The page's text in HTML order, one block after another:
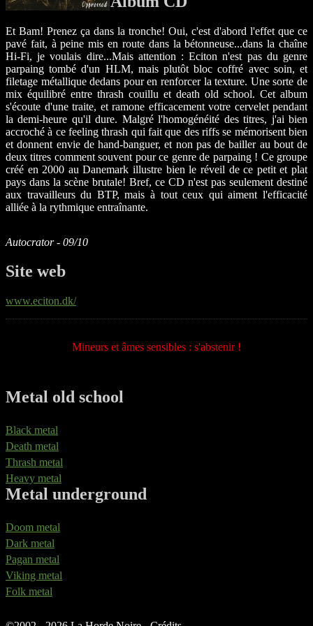
Et Bam! Prenez ça dans la tronche! Oui, c'est d'abord l'effet que ce
pavé fait, à peine mis en route dans la bétonneuse...dans la chaîne
Hi-Fi, je voulais dire...Mais attention : Eciton n'est pas du genre
parpaing tombé d'un HLM, mais plutôt bloc coffré avec soin, et
filetage métallique dedans pour en renforcer la texture. Une sorte de
mix équilibré entre thrash couillu et death old school. Cet album
s'écoute d'une traite, et ramone efficacement votre cervelet pendant
la demi-heure qu'il dure. Malgré l'homogénéité des titres, j'ai bien
accroché à ce feeling thrash qui fait que des riffs se mémorisent bien
et donnent envie de hand-banguer, et non pas de bailler au bout de
deux titres comment souvent pour ce genre de parpaing ! Ce groupe
créé en 2000 au Danemark illustre bien le réveil de ce petit et plat
pays dans la scène brutale! Bref, ce CD n'est pas seulement destiné
aux travailleurs du BTP, mais à tout ceux qui aiment l'efficacité
alliée à la rythmique entraînante.
Autocrator - 09/10
Site web
www.eciton.dk/
Mineurs et âmes sensibles : s'abstenir !
Metal old school
Black metal
Death metal
Thrash metal
Heavy metal
Metal underground
Doom metal
Dark metal
Pagan metal
Viking metal
Folk metal